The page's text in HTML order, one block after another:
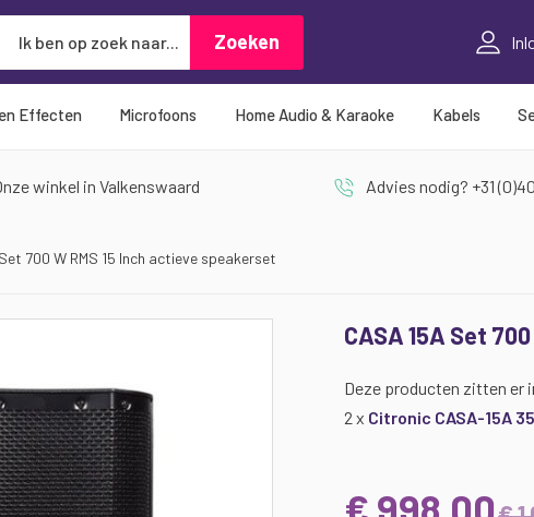
Zoeken
Effecten Microfoons Home Audio & Karaoke Kabels
winkel in Valkenswaard Advies nodig? +31
700 W RMS 15 Inch actieve speakerset
CASA 15A Set
Deze producten zitten er
2 x Citronic CASA-15A